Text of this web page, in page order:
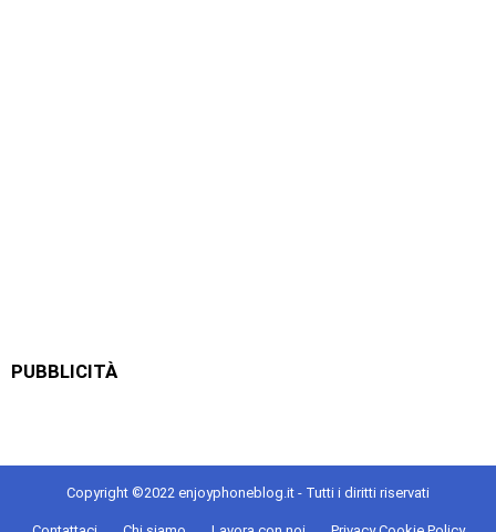
PUBBLICITÀ
Copyright ©2022 enjoyphoneblog.it - Tutti i diritti riservati